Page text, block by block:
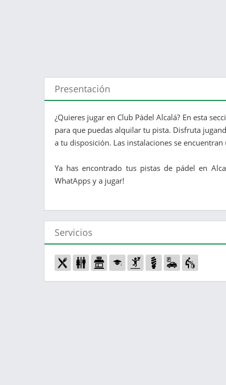
Presentación
¿Quieres jugar en Club Pádel Alcalá? En esta
para que puedas alquilar tu pista. Disfruta
a tu disposición. Las instalaciones se
Ya has encontrado tus pistas de pádel en
WhatApps y a jugar!
Servicios